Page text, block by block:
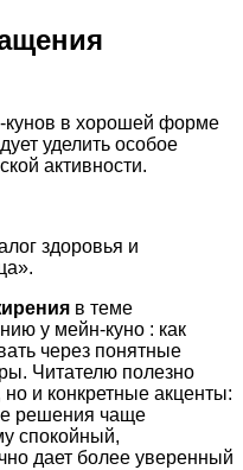
кунов в хорошей форме
уделить особое
активности.
здоровья и
в теме
у мейн-куно : как
через понятные
Читателю полезно
и конкретные акценты:
решения чаще
спокойный,
дает более уверенный